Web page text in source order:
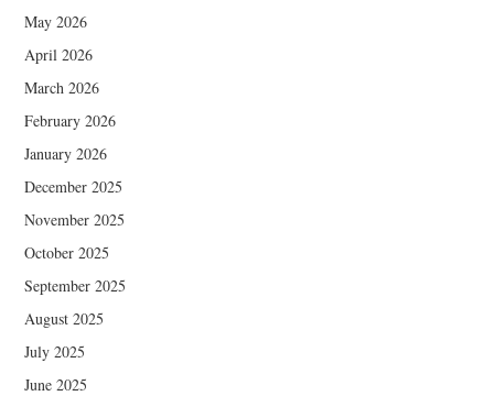
May 2026
April 2026
March 2026
February 2026
January 2026
December 2025
November 2025
October 2025
September 2025
August 2025
July 2025
June 2025